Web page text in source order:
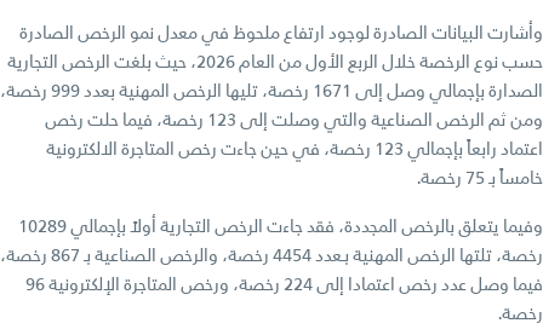
وأشارت البيانات الصادرة لوجود ارتفاع ملحوظ في معدل نمو الرخص الصادرة
حسب نوع الرخصة خلال الربع الأول من العام 2026، حيث بلغت الرخص التجارية
الصدارة بإجمالي وصل إلى 1671 رخصة، تليها الرخص المهنية بعدد 999 رخصة،
ومن ثم الرخص الصناعية والتي وصلت إلى 123 رخصة، فيما حلت رخص
اعتماد رابعاً بإجمالي 123 رخصة، في حين جاءت رخص المتاجرة الالكترونية
خامساً بـ 75 رخصة.
وفيما يتعلق بالرخص المجددة، فقد جاءت الرخص التجارية أولاً بإجمالي 10289
رخصة، تلتها الرخص المهنية بـعدد 4454 رخصة، والرخص الصناعية بـ 867 رخصة،
فيما وصل عدد رخص اعتمادا إلى 224 رخصة، ورخص المتاجرة الإلكترونية 96
رخصة.